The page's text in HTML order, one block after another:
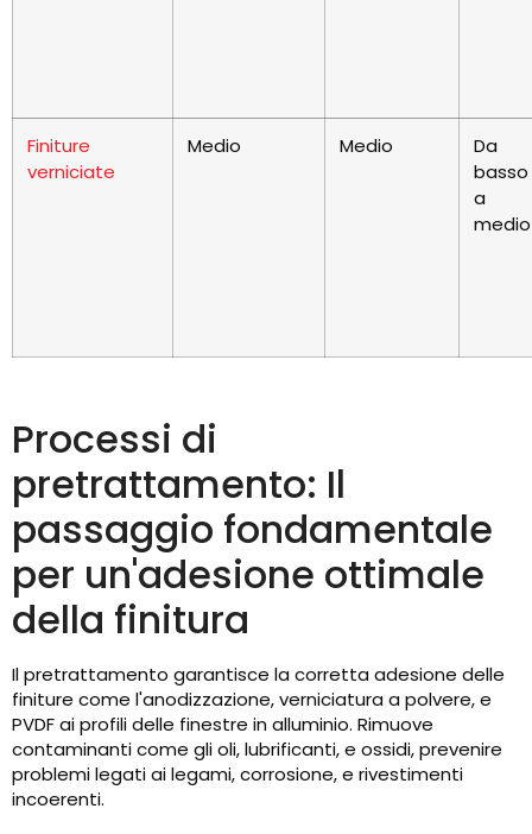
Finiture
verniciate
Medio Medio
Da
basso
a
medio
Processi di
pretrattamento: Il
passaggio fondamentale
per un'adesione ottimale
della finitura
Il pretrattamento garantisce la corretta adesione delle
finiture come l'anodizzazione, verniciatura a polvere, e
PVDF ai profili delle finestre in alluminio. Rimuove
contaminanti come gli oli, lubrificanti, e ossidi, prevenire
problemi legati ai legami, corrosione, e rivestimenti
incoerenti.